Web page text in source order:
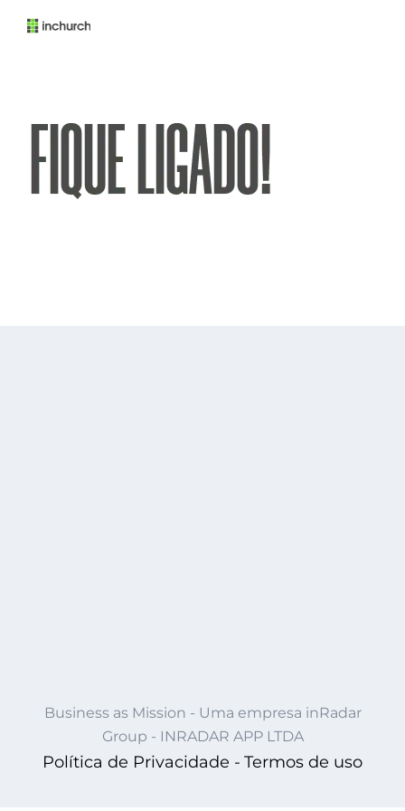
Business as Mission - Uma empresa inRadar
Group - INRADAR APP LTDA
Política de Privacidade - Termos de uso